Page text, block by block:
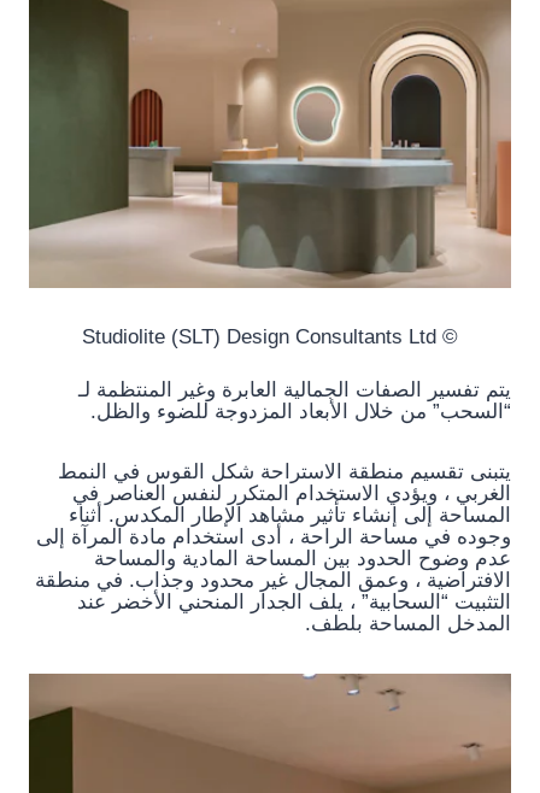
© Studiolite (SLT) Design Consultants Ltd
يتم تفسير الصفات الجمالية العابرة وغير المنتظمة لـ
“السحب” من خلال الأبعاد المزدوجة للضوء والظل.
يتبنى تقسيم منطقة الاستراحة شكل القوس في النمط
الغربي ، ويؤدي الاستخدام المتكرر لنفس العناصر في
المساحة إلى إنشاء تأثير مشاهد الإطار المكدس. أثناء
وجوده في مساحة الراحة ، أدى استخدام مادة المرآة إلى
عدم وضوح الحدود بين المساحة المادية والمساحة
الافتراضية ، وعمق المجال غير محدود وجذاب. في منطقة
التثبيت “السحابية” ، يلف الجدار المنحني الأخضر عند
المدخل المساحة بلطف.